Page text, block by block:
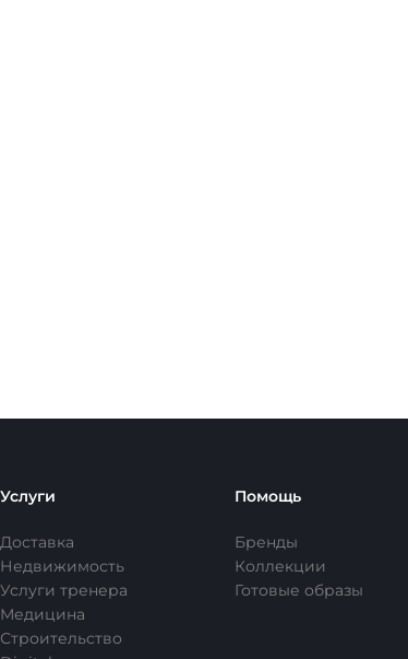
Услуги
Доставка
Недвижимость
Услуги тренера
Медицина
Строительство
Помощь
Бренды
Коллекции
Готовые образы